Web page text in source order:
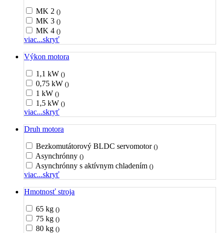
MK 2 ()
MK 3 ()
MK 4 ()
viac...skryť
Výkon motora
1,1 kW ()
0,75 kW ()
1 kW ()
1,5 kW ()
viac...skryť
Druh motora
Bezkomutátorový BLDC servomotor ()
Asynchrónny ()
Asynchrónny s aktívnym chladením ()
viac...skryť
Hmotnosť stroja
65 kg ()
75 kg ()
80 kg ()